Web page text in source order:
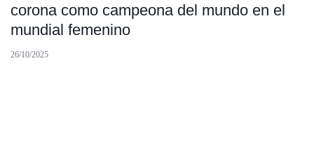
corona como campeona del mundo en el
mundial femenino
26/10/2025